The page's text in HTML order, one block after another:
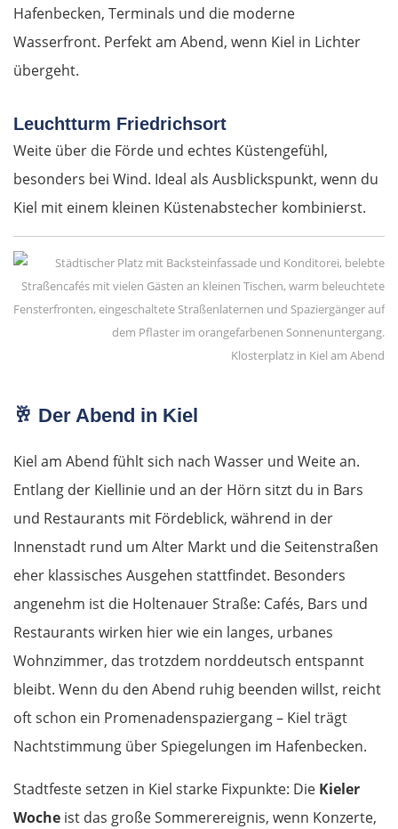
Hafenbecken, Terminals und die moderne
Wasserfront. Perfekt am Abend, wenn Kiel in Lichter
übergeht.
Leuchtturm Friedrichsort
Weite über die Förde und echtes Küstengefühl,
besonders bei Wind. Ideal als Ausblickspunkt, wenn du
Kiel mit einem kleinen Küstenabstecher kombinierst.
Klosterplatz in Kiel am Abend
🥂 Der Abend in Kiel
Kiel am Abend fühlt sich nach Wasser und Weite an.
Entlang der Kiellinie und an der Hörn sitzt du in Bars
und Restaurants mit Fördeblick, während in der
Innenstadt rund um Alter Markt und die Seitenstraßen
eher klassisches Ausgehen stattfindet. Besonders
angenehm ist die Holtenauer Straße: Cafés, Bars und
Restaurants wirken hier wie ein langes, urbanes
Wohnzimmer, das trotzdem norddeutsch entspannt
bleibt. Wenn du den Abend ruhig beenden willst, reicht
oft schon ein Promenadenspaziergang – Kiel trägt
Nachtstimmung über Spiegelungen im Hafenbecken.
Stadtfeste setzen in Kiel starke Fixpunkte: Die Kieler
Woche ist das große Sommerereignis, wenn Konzerte,
Deutschland Süd
Regensburg
Ingolstadt
Salzburg
Vöcklabruck
Linz
St. Pölten
Wien
Bratislava
Trnava